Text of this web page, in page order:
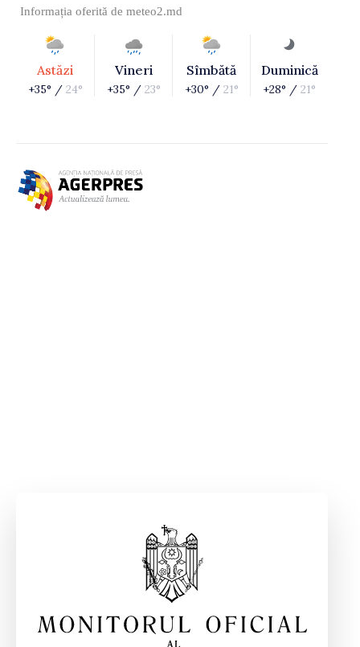
Informația oferită de meteo2.md
Astăzi
+35° / 24°
Vineri
+35° / 23°
Sîmbătă
+30° / 21°
Duminică
+28° / 21°